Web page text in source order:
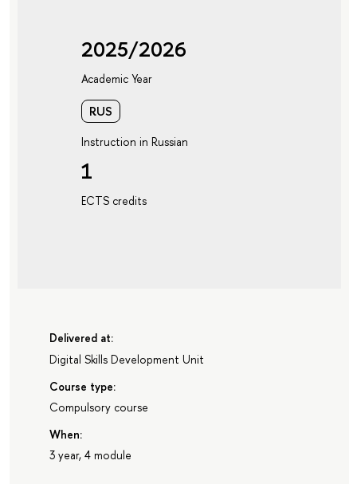
2025/2026
Academic Year
RUS
Instruction in Russian
1
ECTS credits
Delivered at:
Digital Skills Development Unit
Course type:
Compulsory course
When:
3 year, 4 module